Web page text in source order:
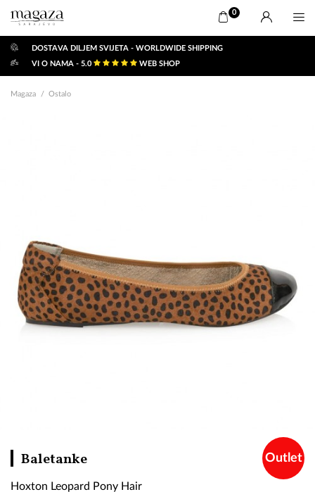
0
DOSTAVA DILJEM SVIJETA - WORLDWIDE SHIPPING
VI O NAMA - 5.0
WEB SHOP
Magaza Ostalo
BaletankeHoxton
Outlet
Hoxton Leopard Pony Hair